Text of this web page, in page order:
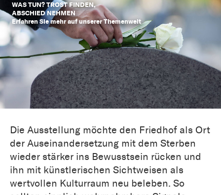
WAS TUN? TROST FINDEN,
ABSCHIED NEHMEN
Erfahren Sie mehr auf unserer Themenwelt
Die Ausstellung möchte den Friedhof als Ort
der Auseinandersetzung mit dem Sterben
wieder stärker ins Bewusstsein rücken und
ihn mit künstlerischen Sichtweisen als
wertvollen Kulturraum neu beleben. So